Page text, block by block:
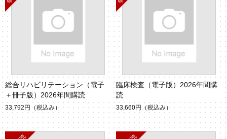
総合リハビリテーション（電子
＋冊子版）2026年間購読
33,792円 （税込み）
臨床検査（電子版）2026年間購
読
33,660円 （税込み）